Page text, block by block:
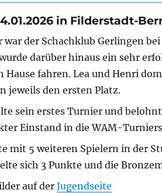
in Filderstadt-
war der Schachklub Gerlingen
darüber hinaus ein sehr
Hause fahren. Lea und Henri
jeweils den ersten Platz.
sein erstes Turnier und
Einstand in die WAM-
mit 5 weiteren Spielern in der
sich 3 Punkte und die
auf der Jugendseite